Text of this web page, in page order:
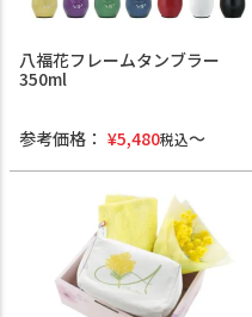
八福花フレームタンブラー
350ml
参考価格： ¥5,480税込